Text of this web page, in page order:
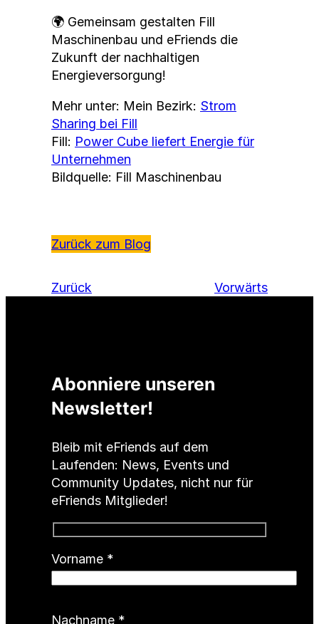
🌍 Gemeinsam gestalten Fill
Maschinenbau und eFriends die
Zukunft der nachhaltigen
Energieversorgung!
Mehr unter: Mein Bezirk: Strom
Sharing bei Fill
Fill: Power Cube liefert Energie für
Unternehmen
Bildquelle: Fill Maschinenbau
Zurück zum Blog
Zurück Vorwärts
Abonniere unseren
Newsletter!
Bleib mit eFriends auf dem
Laufenden: News, Events und
Community Updates, nicht nur für
eFriends Mitglieder!
Vorname (
P
*
Nachname (
*